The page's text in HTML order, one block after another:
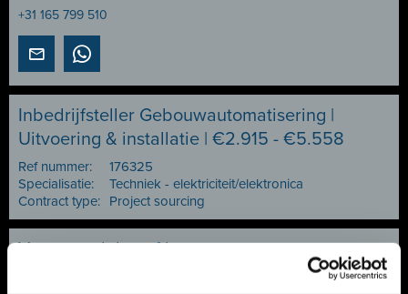
+31 165 799 510
Inbedrijfsteller Gebouwautomatisering |
Uitvoering & installatie | €2.915 - €5.558
Ref nummer:
176325
Specialisatie:
Techniek - elektriciteit/elektronica
Contract type:
Project sourcing
Vacature delen of bewaren